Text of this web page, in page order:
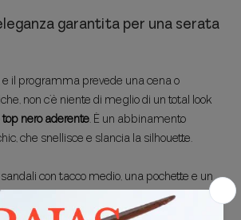
garantita per una serata
il programma prevede una cena o
non c’è niente di meglio di un total look
nero aderente. È un abbinamento
che snellisce e slancia la silhouette.
con tacco medio, una pochette e un
nei toni del nude o del corallo. Sei
senza esagerare.